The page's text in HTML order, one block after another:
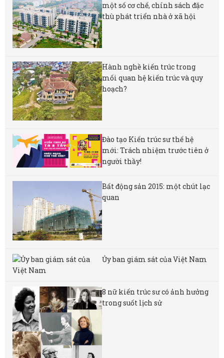
một số cơ chế, chính sách đặc
thù phát triển nhà ở xã hội
Hành nghề kiến trúc trong
mối quan hệ kiến trúc và quy
hoạch?
Đào tạo Kiến trúc sư thế hệ
mới: Trách nhiệm trước tiên ở
người thầy!
Bất động sản 2015: một chút lạc
quan
Ủy ban giám sát của Việt Nam
8 nữ kiến ​​trúc sư có ảnh hưởng
trong suốt lịch sử